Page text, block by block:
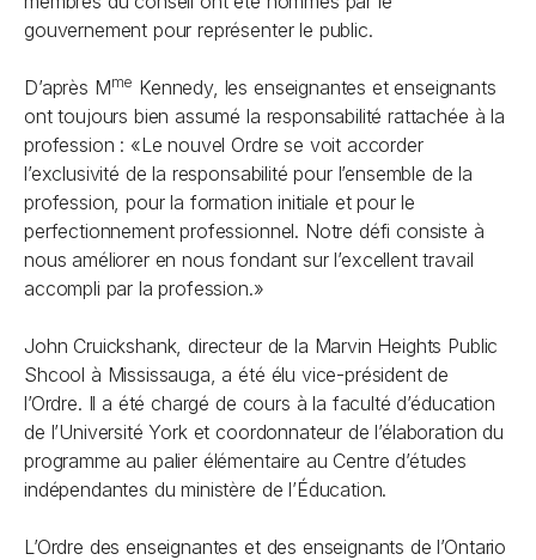
gouvernement pour représenter le public.
D’après Mme Kennedy, les enseignantes et enseignants
ont toujours bien assumé la responsabilité rattachée à la
profession : «Le nouvel Ordre se voit accorder
l’exclusivité de la responsabilité pour l’ensemble de la
profession, pour la formation initiale et pour le
perfectionnement professionnel. Notre défi consiste à
nous améliorer en nous fondant sur l’excellent travail
accompli par la profession.»
John Cruickshank, directeur de la Marvin Heights Public
Shcool à Mississauga, a été élu vice-président de
l’Ordre. Il a été chargé de cours à la faculté d’éducation
de l’Université York et coordonnateur de l’élaboration du
programme au palier élémentaire au Centre d’études
indépendantes du ministère de l’Éducation.
L’Ordre des enseignantes et des enseignants de l’Ontario